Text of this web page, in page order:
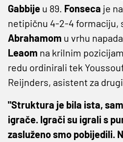
Gabbije u 89. Fonseca je
netipičnu 4-2-4 formaciju,
Abrahamom u vrhu
Leaom na krilnim
redu ordinirali tek
Reijnders, asistent za
"Struktura je bila ista,
igrače. Igrači su igrali s
zasluženo smo pobijedili.